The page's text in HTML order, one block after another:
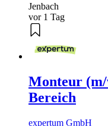
Jenbach
vor 1 Tag
Monteur
Bereich
expertum GmbH